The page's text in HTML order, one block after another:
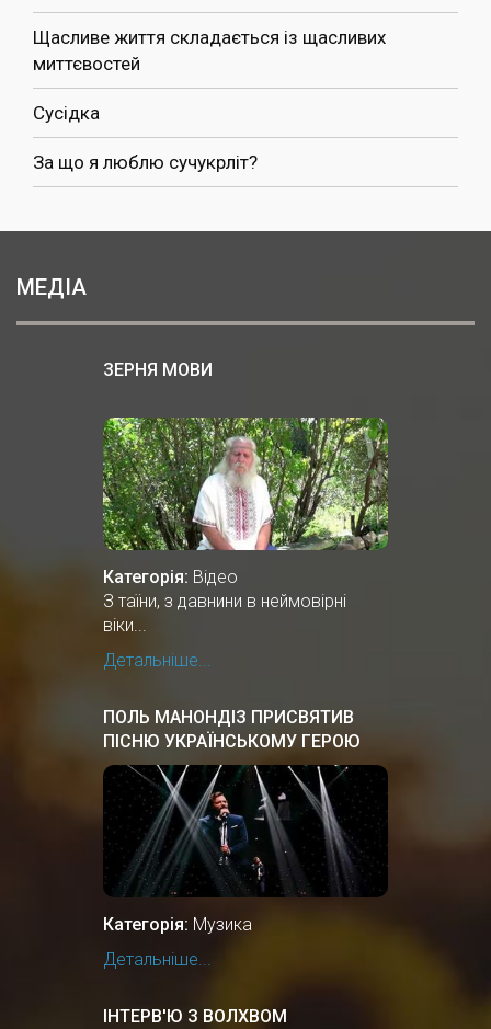
Щасливе життя складається із щасливих
миттєвостей
Сусідка
За що я люблю сучукрліт?
МЕДІА
ЗЕРНЯ МОВИ
Категорія: Відео
З таїни, з давнини в неймовірні
віки...
Детальніше...
ПОЛЬ МАНОНДІЗ ПРИСВЯТИВ
ПІСНЮ УКРАЇНСЬКОМУ ГЕРОЮ
ВАСИЛЮ СЛІПАКУ "ВИРУШАЛИ
ХЛОПЦІ"
Категорія: Музика
Детальніше...
ІНТЕРВ'Ю З ВОЛХВОМ